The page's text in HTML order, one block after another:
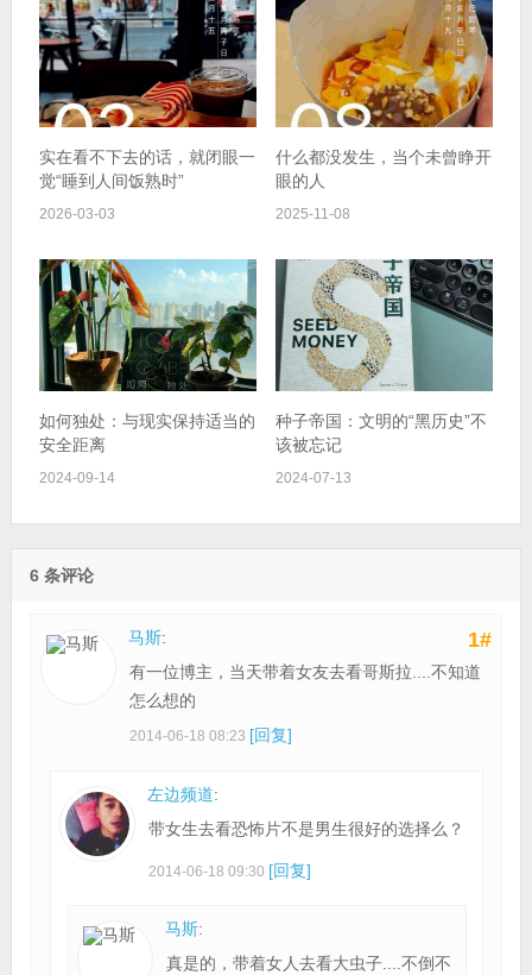
实在看不下去的话，就闭眼一
觉“睡到人间饭熟时”
2026-03-03
什么都没发生，当个未曾睁开
眼的人
2025-11-08
如何独处：与现实保持适当的
安全距离
2024-09-14
种子帝国：文明的“黑历史”不
该被忘记
2024-07-13
6 条评论
1#
马斯:
有一位博主，当天带着女友去看哥斯拉....不知道
怎么想的
2014-06-18 08:23 [回复]
左边频道:
带女生去看恐怖片不是男生很好的选择么？
2014-06-18 09:30 [回复]
马斯:
真是的，带着女人去看大虫子....不倒不